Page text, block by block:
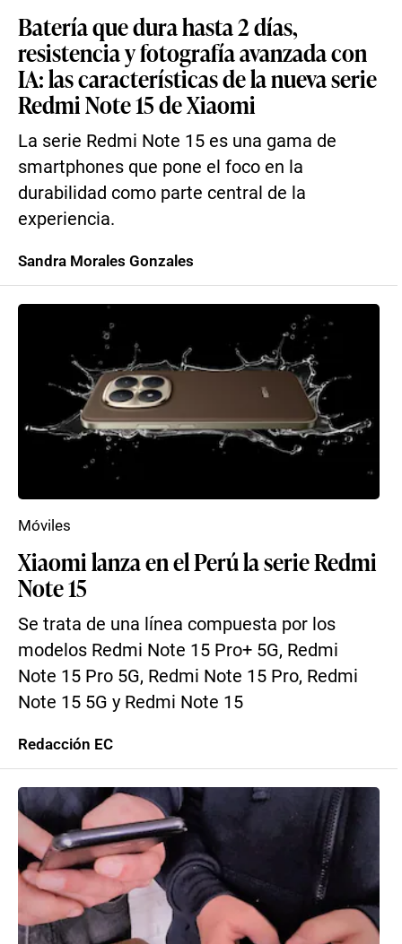
Batería que dura hasta 2 días,
resistencia y fotografía avanzada con
IA: las características de la nueva serie
Redmi Note 15 de Xiaomi
La serie Redmi Note 15 es una gama de
smartphones que pone el foco en la
durabilidad como parte central de la
experiencia.
Sandra Morales Gonzales
Xiaomi lanza en el Perú la serie Redmi
Note 15
Se trata de una línea compuesta por los
modelos Redmi Note 15 Pro+ 5G, Redmi
Note 15 Pro 5G, Redmi Note 15 Pro, Redmi
Note 15 5G y Redmi Note 15
Móviles
Redacción EC